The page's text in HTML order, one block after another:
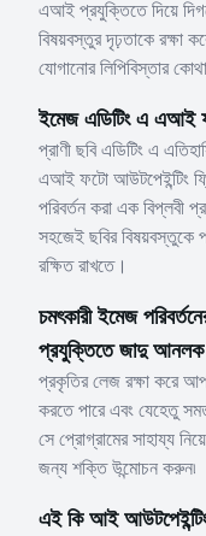
এআই প্রযুক্তিতে দিয়ে
বিষয়বস্তুর দৃঢ়তাকে রক্ষা
যোগানোর লিপিবিস্তার
ইমেজ এডিটিং এ এআই
প্রাণী ছবি এডিটিং এ
এআই ফটো আউটপেইন্টিং
পরিবর্তন করা এক
সহজেই ছবির বিষয়বস্তুকে
রক্ষিত রাখতে।
চমৎকারী ইমেজ
প্রযুক্তিতে জাদু
প্রকৃতির লেজ রক্ষা করে
করতে পারে এবং যেহেতু
সে প্রোগ্রামের সাহায্য
জন্য শক্তি উন্মোচন করুন৷
এই কি আই আউটপেইন্টিং